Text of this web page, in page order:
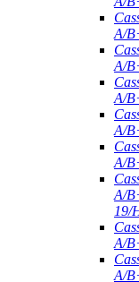
A/
A/
A/
A/
A/
A/
19/
A/
A/